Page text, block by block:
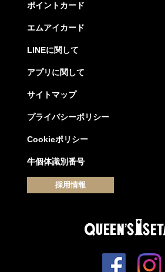
ポイントカード
エムアイカード
LINEに関して
アプリに関して
サイトマップ
プライバシーポリシー
Cookieポリシー
牛個体識別番号
採用情報